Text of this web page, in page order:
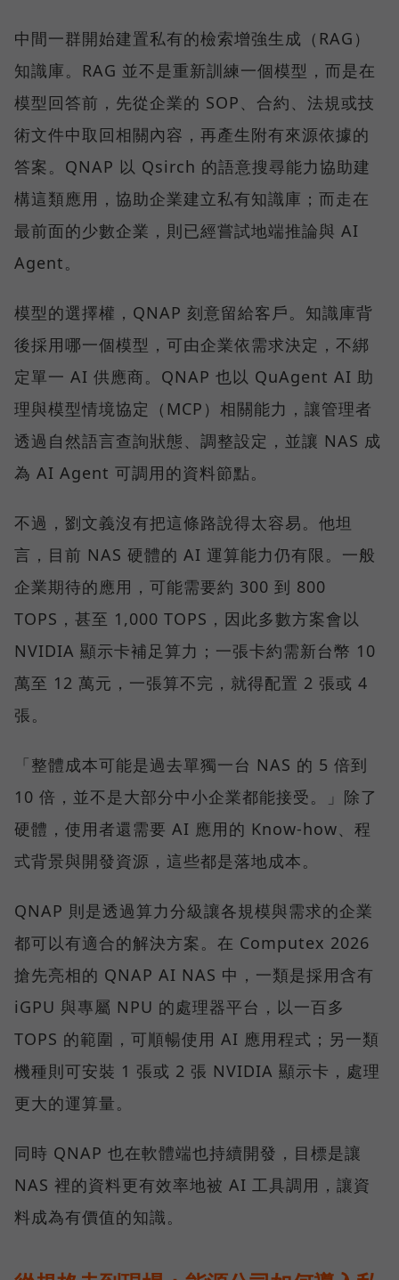
中間一群開始建置私有的檢索增強生成（RAG）
知識庫。RAG 並不是重新訓練一個模型，而是在
模型回答前，先從企業的 SOP、合約、法規或技
術文件中取回相關內容，再產生附有來源依據的
答案。QNAP 以 Qsirch 的語意搜尋能力協助建
構這類應用，協助企業建立私有知識庫；而走在
最前面的少數企業，則已經嘗試地端推論與 AI
Agent。
模型的選擇權，QNAP 刻意留給客戶。知識庫背
後採用哪一個模型，可由企業依需求決定，不綁
定單一 AI 供應商。QNAP 也以 QuAgent AI 助
理與模型情境協定（MCP）相關能力，讓管理者
透過自然語言查詢狀態、調整設定，並讓 NAS 成
為 AI Agent 可調用的資料節點。
不過，劉文義沒有把這條路說得太容易。他坦
言，目前 NAS 硬體的 AI 運算能力仍有限。一般
企業期待的應用，可能需要約 300 到 800
TOPS，甚至 1,000 TOPS，因此多數方案會以
NVIDIA 顯示卡補足算力；一張卡約需新台幣 10
萬至 12 萬元，一張算不完，就得配置 2 張或 4
張。
「整體成本可能是過去單獨一台 NAS 的 5 倍到
10 倍，並不是大部分中小企業都能接受。」除了
硬體，使用者還需要 AI 應用的 Know-how、程
式背景與開發資源，這些都是落地成本。
QNAP 則是透過算力分級讓各規模與需求的企業
都可以有適合的解決方案。在 Computex 2026
搶先亮相的 QNAP AI NAS 中，一類是採用含有
iGPU 與專屬 NPU 的處理器平台，以一百多
TOPS 的範圍，可順暢使用 AI 應用程式；另一類
機種則可安裝 1 張或 2 張 NVIDIA 顯示卡，處理
更大的運算量。
同時 QNAP 也在軟體端也持續開發，目標是讓
NAS 裡的資料更有效率地被 AI 工具調用，讓資
料成為有價值的知識。